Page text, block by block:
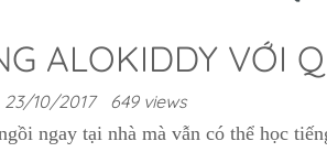
ALOKIDDY VỚI
23/10/2017
649 views
ngay tại nhà mà vẫn có thể học